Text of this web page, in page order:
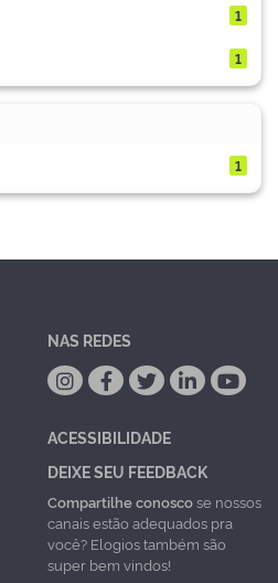
1
1
1
NAS REDES
ACESSIBILIDADE
DEIXE SEU FEEDBACK
Compartilhe conoscose nossos
canais estão adequados pra
você? Elogios também são
super bem vindos!